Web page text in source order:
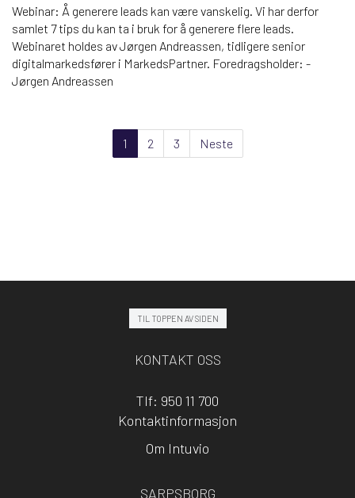
Webinar: Å generere leads kan være vanskelig. Vi har derfor
samlet 7 tips du kan ta i bruk for å generere flere leads.
Webinaret holdes av Jørgen Andreassen, tidligere senior
digitalmarkedsfører i MarkedsPartner. Foredragsholder: -
Jørgen Andreassen
1 2 3 Neste
TIL TOPPEN AV SIDEN
KONTAKT OSS
Tlf: 950 11 700
Kontaktinformasjon
Om Intuvio
SARPSBORG